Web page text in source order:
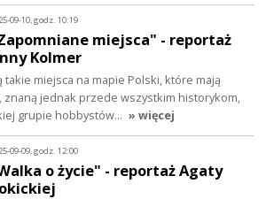
09-10, godz. 10:19
miejsca" - reportaż
Kolmer
takie miejsca na mapie Polski, które mają
znaną jednak przede wszystkim historykom,
grupie hobbystów… » więcej
09-09, godz. 12:00
o życie" - reportaż Agaty